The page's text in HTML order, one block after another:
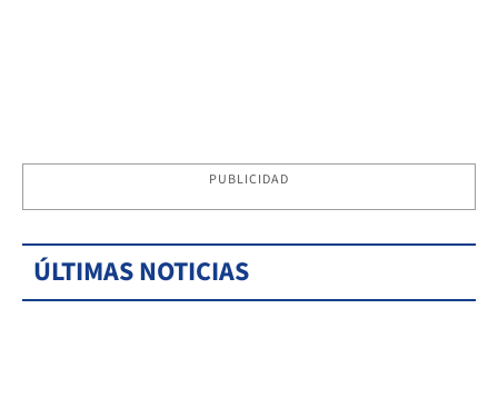
PUBLICIDAD
ÚLTIMAS NOTICIAS